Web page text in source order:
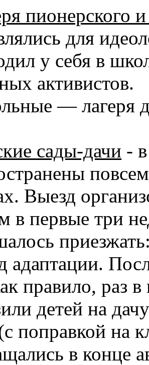
пионерского
для
у себя в
активистов.
— лагеря
сады-дачи -
Выезд
в первые три
адаптации.
правило, раз
детей на
поправкой на
в конце